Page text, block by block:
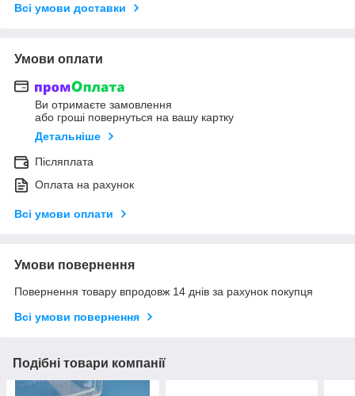
Всі умови доставки
Умови оплати
Ви отримаєте замовлення
або гроші повернуться на вашу картку
Детальніше
Післяплата
Оплата на рахунок
Всі умови оплати
Умови повернення
Повернення товару впродовж 14 днів за рахунок покупця
Всі умови повернення
Подібні товари компанії